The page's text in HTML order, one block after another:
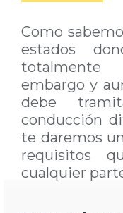
Como
estados
totalmente
embargo y
debe
conducción
te daremos
requisitos
cualquier